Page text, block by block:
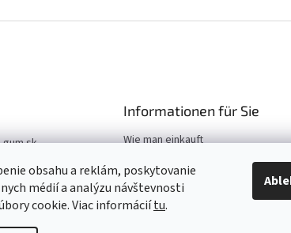
obsahu a reklám, poskytovanie
médií a analýzu návštevnosti
cookie. Viac informáciítu.
gum.sk
907 970
509 061
Informationen für Sie
Wie man einkauft
Hilfe